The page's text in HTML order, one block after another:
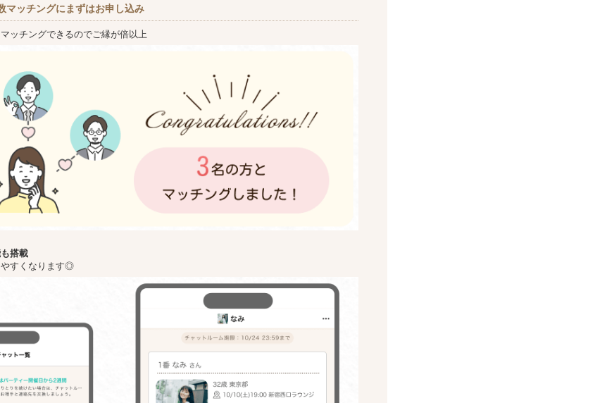
マッチングにまずはお申し込み
マッチングできるのでご縁が倍以上
搭載
やすくなります◎